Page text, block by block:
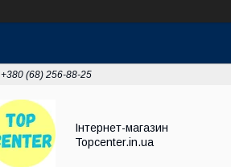
+380 (68) 256-88-25
Інтернет-магазин
Topcenter.in.ua